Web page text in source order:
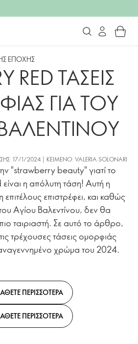
ΕΠΟΧΗΣ
RED ΤΑΣΕΙΣ
ΓΙΑ ΤΟΥ
17/1/2024 | ΚΕΊΜΕΝΟ: VALERIA SOLONARI
"strawberry beauty" γιατί το
η απόλυτη τάση! Αυτή η
επιστρέφει, και καθώς
Αγίου Βαλεντίνου, δεν θα
ταιριαστή. Σε αυτό το άρθρο,
τρέχουσες τάσεις ομορφιάς
χρώμα του 2024.
ΠΕΡΙΣΣΟΤΕΡΑ
ΠΕΡΙΣΣΟΤΕΡΑ